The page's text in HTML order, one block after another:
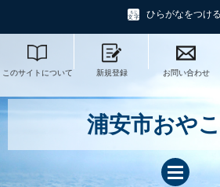
ひらがなをつける
このサイトについて 新規登録 お問い合わせ
浦安市おや